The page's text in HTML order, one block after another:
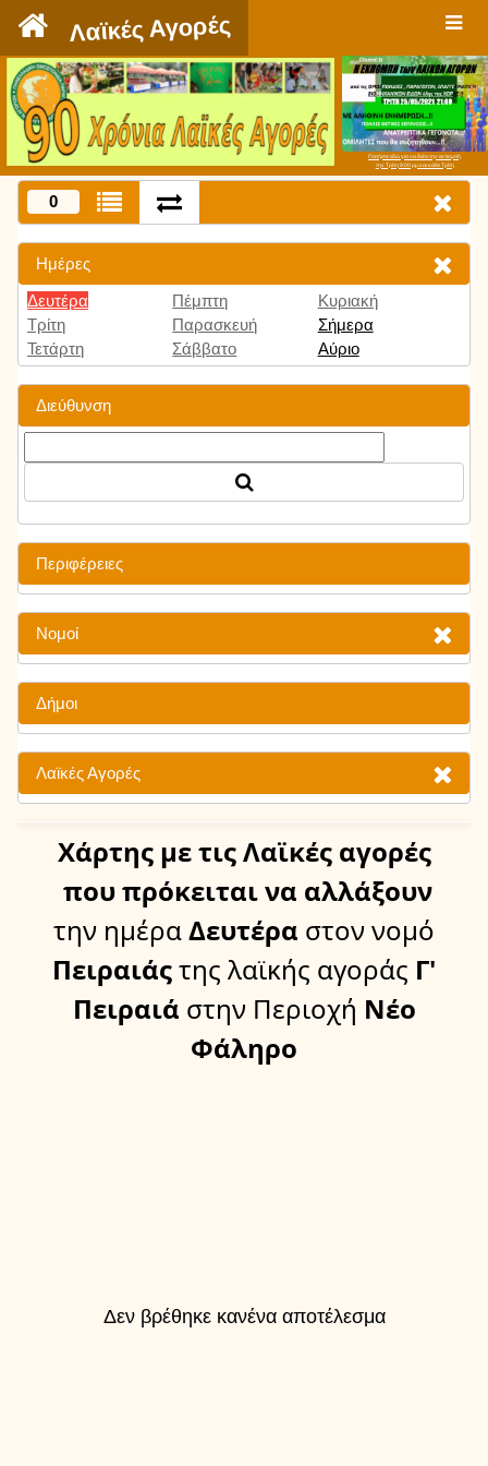
Λαϊκές Αγορές
Πατήστε εδώ για να δείτε την εκπομπή
την Τρίτη 9:00 μμ και κάθε Τρίτη
0
Ημέρες
Δευτέρα
Τρίτη
Τετάρτη
Πέμπτη
Παρασκευή
Σάββατο
Κυριακή
Σήμερα
Αύριο
Διεύθυνση
Περιφέρειες
Νομοί
Δήμοι
Λαϊκές Αγορές
Χάρτης με τις Λαϊκές αγορές
που πρόκειται να αλλάξουν
την ημέραΔευτέρα στον νομό
Πειραιάςτης λαϊκής αγοράς Γ'
Πειραιά στην Περιοχή Νέο
Φάληρο
Δεν βρέθηκε κανένα αποτέλεσμα